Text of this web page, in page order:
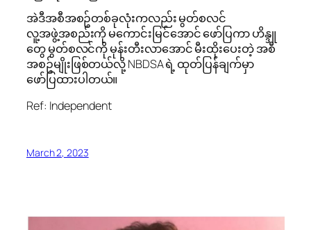
အဲဒီအစီအစဥ်တစ်ခုလုံးကလည်း မွတ်စလင်
လူ့အဖွဲ့အစည်းကို မကောင်းမြင်အောင် ဖော်ပြကာ ဟိန္ဒူ
တွေ မွတ်စလင်ကို မုန်းတီးလာအောင် မီးထိုးပေးတဲ့ အစီ
အစဥ်မျိုးဖြစ်တယ်လို့ NBDSA ရဲ့ ထုတ်ပြန်ချက်မှာ
ဖော်ပြထားပါတယ်။
Ref: Independent
March 2, 2023